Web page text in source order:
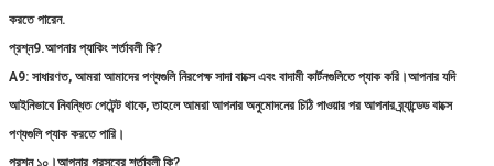
করতে পারেন.
প্রশ্ন9.আপনার প্যাকিং শর্তাবলী কি?
A9: সাধারণত, আমরা আমাদের পণ্যগুলি নিরপেক্ষ সাদা বাক্সে এবং বাদামী কার্টনগুলিতে প্যাক করি।আপনার যদি
আইনিভাবে নিবন্ধিত পেটেন্ট থাকে, তাহলে আমরা আপনার অনুমোদনের চিঠি পাওয়ার পর আপনার ব্র্যান্ডেড বাক্সে
পণ্যগুলি প্যাক করতে পারি।
প্রশ্ন ১০।আপনার প্রসবের শর্তাবলী কি?